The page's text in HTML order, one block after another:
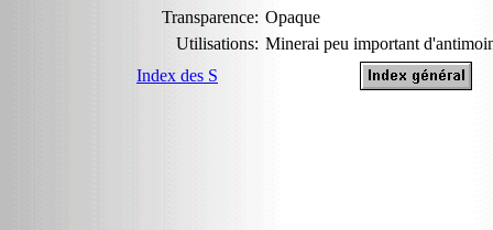
Transparence: Opaque
Utilisations: Minerai peu important
Index des S